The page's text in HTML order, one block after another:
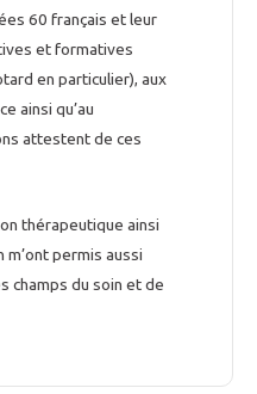
60 français et leur
et formatives
en particulier), aux
ainsi qu’au
attestent de ces
thérapeutique ainsi
m’ont permis aussi
champs du soin et de